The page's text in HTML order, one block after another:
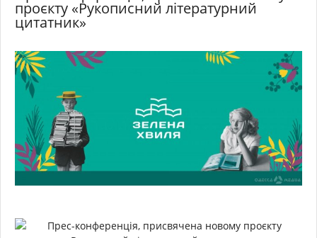
проєкту «Рукописний літературний
цитатник»